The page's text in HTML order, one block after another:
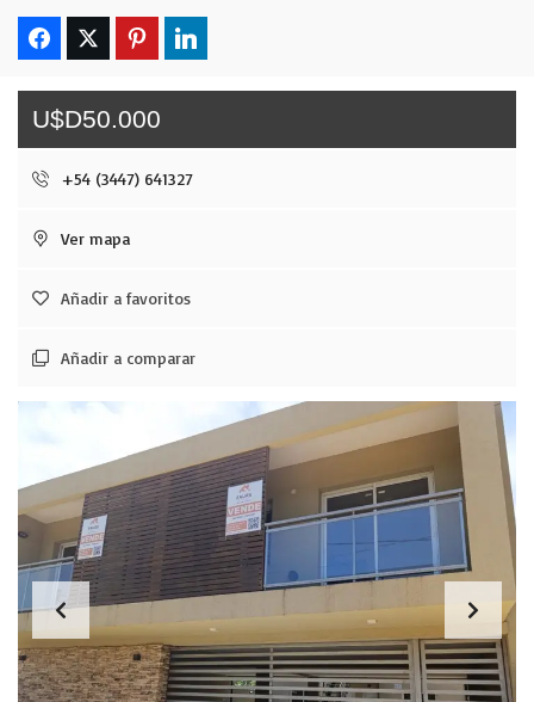
U$D50.000
+54 (3447) 641327
Ver mapa
Añadir a favoritos
Añadir a comparar